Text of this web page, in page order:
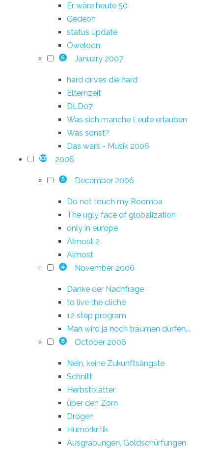
Er wäre heute 50
Gedeon
status update
Owelodn
6 January 2007
hard drives die hard
Elternzeit
DLD07
Was sich manche Leute erlauben
Was sonst?
Das wars - Musik 2006
108 2006
5 December 2006
Do not touch my Roomba
The ugly face of globalization
only in europe
Almost 2
Almost
4 November 2006
Danke der Nachfrage
to live the cliché
12 step program
Man wird ja noch träumen dürfen...
8 October 2006
Nein, keine Zukunftsängste
Schnitt
Herbstblätter
über den Zorn
Drogen
Humorkritik
Ausgrabungen, Goldschürfungen